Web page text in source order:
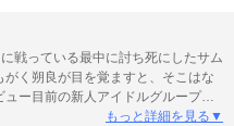
戦っている最中に討ち死にしたサム
く朔良が目を覚ますと、そこはな
ー目前の新人アイドルグループ
と尊さあふれる転生アイドル物語!!
もっと詳細を見る▼